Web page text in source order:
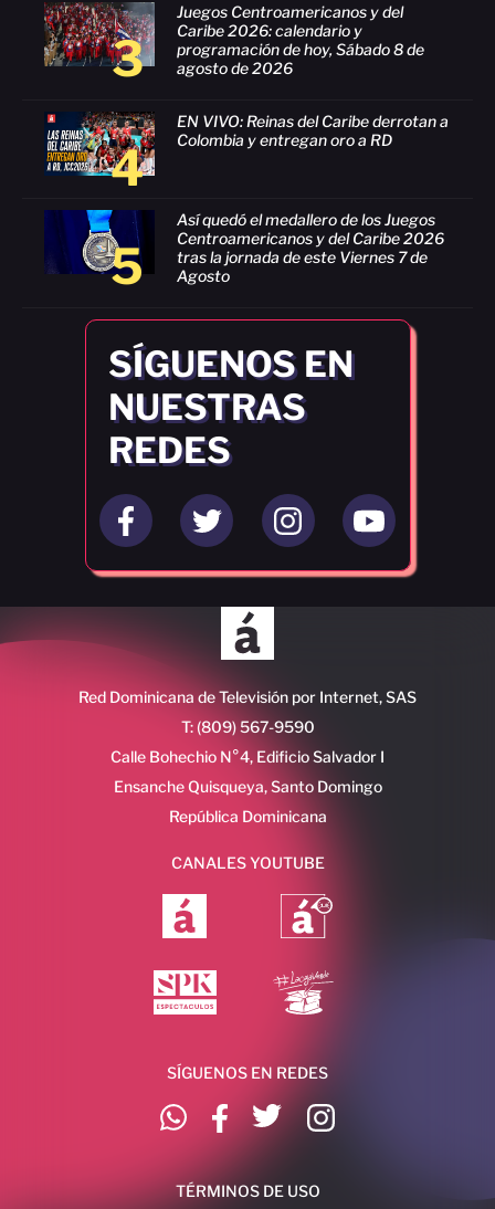
3
Juegos Centroamericanos y del
Caribe 2026: calendario y
programación de hoy, Sábado 8 de
agosto de 2026
4
EN VIVO: Reinas del Caribe derrotan a
Colombia y entregan oro a RD
5
Así quedó el medallero de los Juegos
Centroamericanos y del Caribe 2026
tras la jornada de este Viernes 7 de
Agosto
SÍGUENOS EN
NUESTRAS
REDES
Red Dominicana de Televisión por Internet, SAS
T: (809) 567-9590
Calle Bohechio N°4, Edificio Salvador I
Ensanche Quisqueya, Santo Domingo
República Dominicana
CANALES YOUTUBE
SÍGUENOS EN REDES
TÉRMINOS DE USO